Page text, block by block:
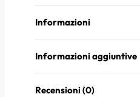
Informazioni
Informazioni aggiuntive
Recensioni (0)